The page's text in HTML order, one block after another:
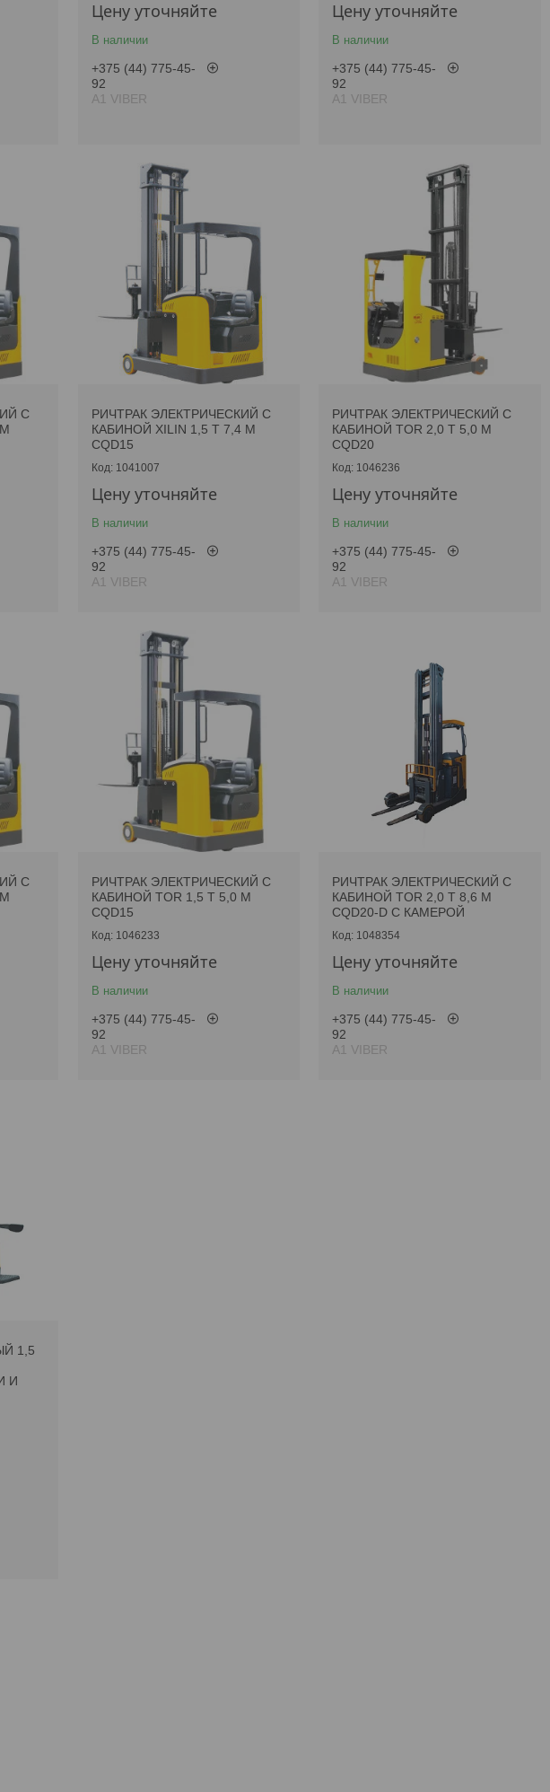
Цену уточняйте
В наличии
+375 (44) 775-45-
92
А1 VIBER
Цену уточняйте
В наличии
+375 (44) 775-45-
92
А1 VIBER
С
РИЧТРАК ЭЛЕКТРИЧЕСКИЙ С
КАБИНОЙ XILIN 1,5 Т 7,4 М
CQD15
1041007
Цену уточняйте
В наличии
+375 (44) 775-45-
92
А1 VIBER
РИЧТРАК ЭЛЕКТРИЧЕСКИЙ С
КАБИНОЙ TOR 2,0 Т 5,0 М
CQD20
1046236
Цену уточняйте
В наличии
+375 (44) 775-45-
92
А1 VIBER
С
РИЧТРАК ЭЛЕКТРИЧЕСКИЙ С
КАБИНОЙ TOR 1,5 Т 5,0 М
CQD15
1046233
Цену уточняйте
В наличии
+375 (44) 775-45-
92
А1 VIBER
РИЧТРАК ЭЛЕКТРИЧЕСКИЙ С
КАБИНОЙ TOR 2,0 Т 8,6 М
CQD20-D С КАМЕРОЙ
1048354
Цену уточняйте
В наличии
+375 (44) 775-45-
92
А1 VIBER
1,5
И